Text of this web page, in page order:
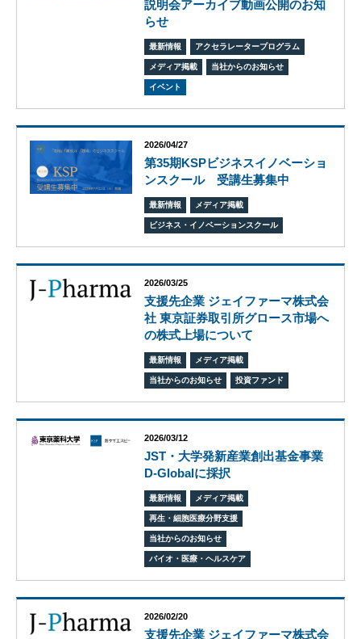
ク
株式
会社
エス
ピー
交
動
ファ
ンド
説明会アーカイブ動画公開のお知
らせ
最新情報 アクセラレータープログラム
メディア掲載 当社からのお知らせ
イベント
2026/04/27
第35期KSPビジネスイノベーショ
ンスクール 受講生募集中
最新情報 メディア掲載
ビジネス・イノベーションスクール
2026/03/25
支援先企業 ジェイファーマ株式会
社 東京証券取引所グロース市場へ
の株式上場について
最新情報 メディア掲載
当社からのお知らせ 投資ファンド
2026/03/12
JST・大学発新産業創出基金事業
D-Globalに採択
最新情報 メディア掲載
再生・細胞医療分野支援
当社からのお知らせ
バイオ・医療・ヘルスケア
2026/02/20
支援先企業 ジェイファーマ株式会